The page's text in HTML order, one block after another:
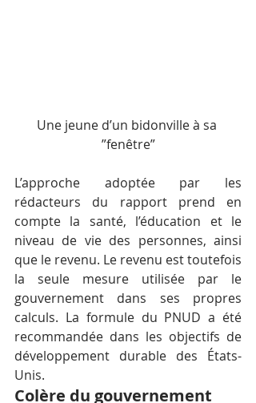
Une jeune d’un bidonville à sa
”fenêtre”
L’approche adoptée par les
rédacteurs du rapport prend en
compte la santé, l’éducation et le
niveau de vie des personnes, ainsi
que le revenu. Le revenu est toutefois
la seule mesure utilisée par le
gouvernement dans ses propres
calculs. La formule du PNUD a été
recommandée dans les objectifs de
développement durable des États-
Unis.
Colère du gouvernement